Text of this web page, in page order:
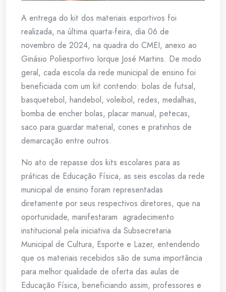
A entrega do kit dos materiais esportivos foi
realizada, na última quarta-feira, dia 06 de
novembro de 2024, na quadra do CMEI, anexo ao
Ginásio Poliesportivo Iorque José Martins. De modo
geral, cada escola da rede municipal de ensino foi
beneficiada com um kit contendo: bolas de futsal,
basquetebol, handebol, voleibol, redes, medalhas,
bomba de encher bolas, placar manual, petecas,
saco para guardar material, cones e pratinhos de
demarcação entre outros.
No ato de repasse dos kits escolares para as
práticas de Educação Física, as seis escolas da rede
municipal de ensino foram representadas
diretamente por seus respectivos diretores, que na
oportunidade, manifestaram agradecimento
institucional pela iniciativa da Subsecretaria
Municipal de Cultura, Esporte e Lazer, entendendo
que os materiais recebidos são de suma importância
para melhor qualidade de oferta das aulas de
Educação Física, beneficiando assim, professores e